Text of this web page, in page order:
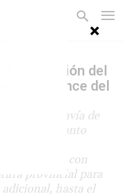
extensión del
un avance del
Metrotranvía de
ritmo tanto
el sur: ya
de contar con
provincial para
hasta el